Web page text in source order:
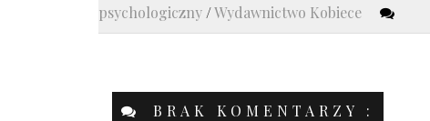
psychologiczny /Wydawnictwo Kobiece
BRAK KOMENTARZY :